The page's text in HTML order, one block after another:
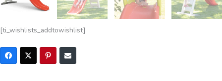
[ti_wishlists_addtowishlist]